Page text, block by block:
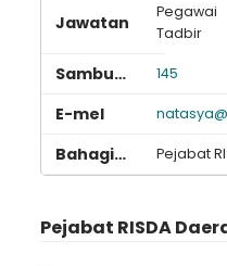
Pegawai
Tadbir
145
Pejabat
Pejabat RISDA